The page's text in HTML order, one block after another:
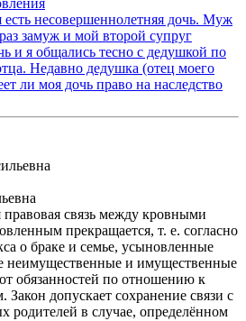
есть несовершеннолетняя дочь. Муж
замуж и мой второй супруг
и я общались тесно с дедушкой по
Недавно дедушка (отец моего
ли моя дочь право на наследство
связь между кровными
прекращается, т. е. согласно
о браке и семье, усыновленные
неимущественные и имущественные
обязанностей по отношению к
допускает сохранение связи с
родителей в случае, определённом